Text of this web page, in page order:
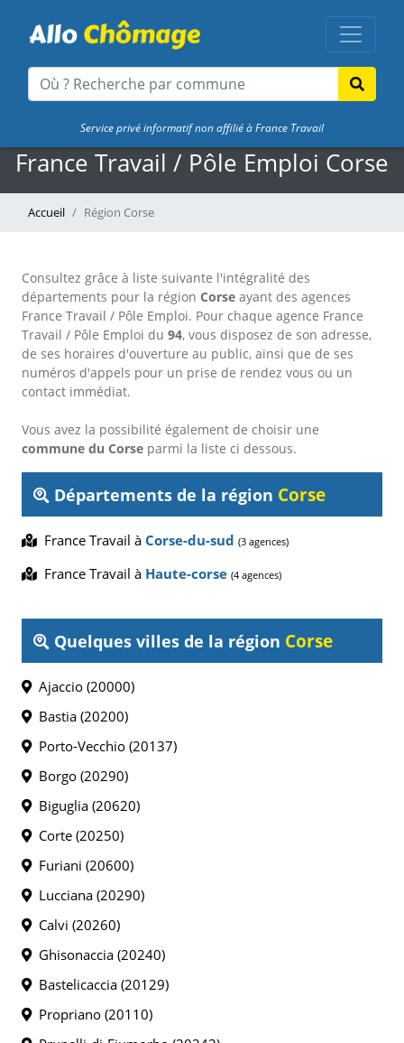
Service privé informatif non affilié à France Travail
France Travail / Pôle Emploi Corse
Accueil Région Corse
Consultez grâce à liste suivante l'intégralité des
départements pour la région Corse ayant des agences
France Travail / Pôle Emploi. Pour chaque agence France
Travail / Pôle Emploi du 94, vous disposez de son adresse,
de ses horaires d'ouverture au public, ainsi que de ses
numéros d'appels pour un prise de rendez vous ou un
contact immédiat.
Vous avez la possibilité également de choisir une
commune du Corse parmi la liste ci dessous.
Départements de la région Corse
France Travail à Corse-du-sud (3 agences)
France Travail à Haute-corse (4 agences)
Quelques villes de la région Corse
Ajaccio (20000)
Bastia (20200)
Porto-Vecchio (20137)
Borgo (20290)
Biguglia (20620)
Corte (20250)
Furiani (20600)
Lucciana (20290)
Calvi (20260)
Ghisonaccia (20240)
Bastelicaccia (20129)
Propriano (20110)